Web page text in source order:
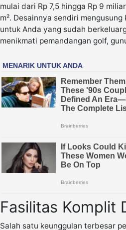
mulai dari Rp 7,5 hingga Rp 9
m². Desainnya sendiri
untuk Anda yang sudah
menikmati pemandangan golf,
Fasilitas Komplit
Salah satu keunggulan terbesar